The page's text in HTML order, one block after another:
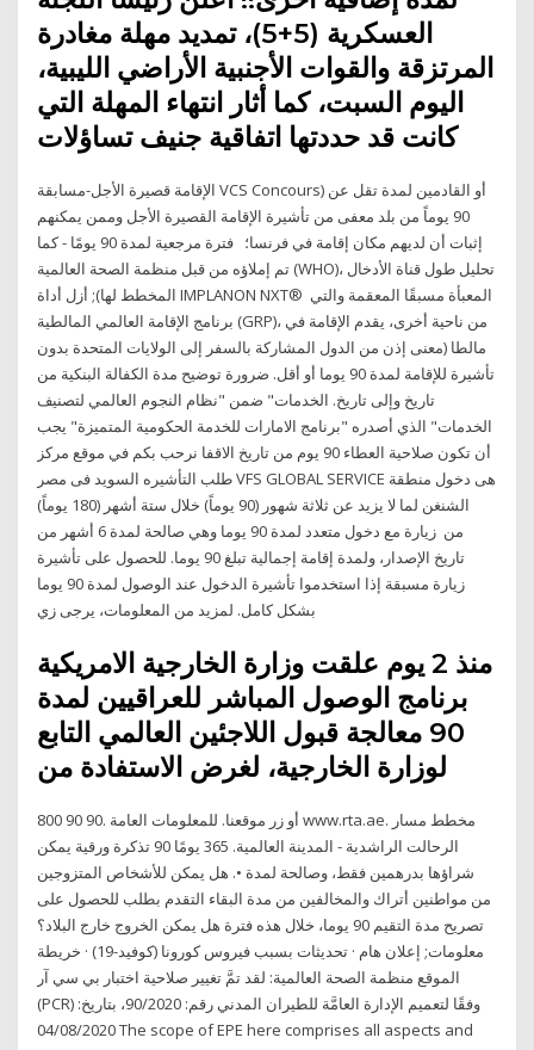
العسكرية (5+5)، تمديد مهلة مغادرة
المرتزقة والقوات الأجنبية الأراضي الليبية،
اليوم السبت، كما أثار انتهاء المهلة التي
كانت قد حددتها اتفاقية جنيف تساؤلات
الإقامة قصيرة الأجل-مسابقة VCS Concours) أو القادمين لمدة تقل عن
90 يوماً من بلد معفى من تأشيرة الإقامة القصيرة الأجل وممن يمكنهم
إثبات أن لديهم مكان إقامة في فرنسا؛ فترة مرجعية لمدة 90 يومًا - كما
تم إملاؤه من قبل منظمة الصحة العالمية (WHO)، تحليل طول قناة الأدخال
المخطط لها); أزل أداة IMPLANON NXT® المعبأة مسبقًا المعقمة والتي
برنامج الإقامة العالمي المالطية (GRP)، من ناحية أخرى، يقدم الإقامة في
مالطا (معنى إذن من الدول المشاركة بالسفر إلى الولايات المتحدة بدون
تأشيرة للإقامة لمدة 90 يوما أو أقل. ضرورة توضيح مدة الكفالة البنكية من
تاريخ وإلى تاريخ. الخدمات" ضمن "نظام النجوم العالمي لتصنيف
الخدمات" الذي أصدره "برنامج الامارات للخدمة الحكومية المتميزة" يجب
أن تكون صلاحية العطاء 90 يوم من تاريخ الاقفا نرحب بكم في موقع مركز
طلب التأشيره السويد فى مصر VFS GLOBAL SERVICE هى دخول منطقة
الشنغن لما لا يزيد عن ثلاثة شهور (90 يوماً) خلال ستة أشهر (180 يوماً)
من زيارة مع دخول متعدد لمدة 90 يوما وهي صالحة لمدة 6 أشهر من
تاريخ الإصدار، ولمدة إقامة إجمالية تبلغ 90 يوما. للحصول على تأشيرة
زيارة مسبقة إذا استخدموا تأشيرة الدخول عند الوصول لمدة 90 يوما
بشكل كامل. لمزيد من المعلومات، يرجى زي
منذ 2 يوم علقت وزارة الخارجية الامريكية
برنامج الوصول المباشر للعراقيين لمدة
90 معالجة قبول اللاجئين العالمي التابع
800 90 90. أو زر موقعنا. للمعلومات العامة www.rta.ae. مخطط مسار
الرحالت الراشدية - المدينة العالمية. 365 يومًا 90 تذكرة ورقية يمكن
شراؤها بدرهمين فقط، وصالحة لمدة •. هل يمكن للأشخاص المتزوجين
من مواطنين أتراك والمخالفين من مدة البقاء التقدم بطلب للحصول على
تصريح مدة التقيم 90 يوما، خلال هذه فترة هل يمكن الخروج خارج البلاد؟
معلومات; إعلان هام · تحديثات بسبب فيروس كورونا (كوفيد-19) · خريطة
الموقع منظمة الصحة العالمية: لقد تمَّ تغيير صلاحية اختبار بي سي آر
(PCR) وفقًا لتعميم الإدارة العامَّة للطيران المدني رقم: 90/2020، بتاريخ:
04/08/2020 The scope of EPE here comprises all aspects and